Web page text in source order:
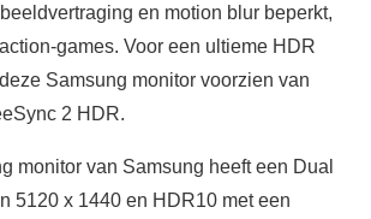
en motion blur beperkt,
games. Voor een ultieme HDR
Samsung monitor voorzien van
2 HDR.
monitor van Samsung heeft een Dual
5120 x 1440 en HDR10 met een